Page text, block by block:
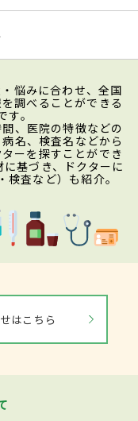
悩みに合わせ、全国
調べることができる
。
、医院の特徴などの
名、検査名などから
ーを探すことができ
基づき、ドクターに
査など）も紹介。
はこちら